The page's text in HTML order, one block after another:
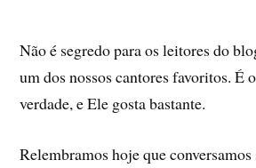
Não é segredo para os leitores do
um dos nossos cantores favoritos. É
verdade, e Ele gosta bastante.
Relembramos hoje que